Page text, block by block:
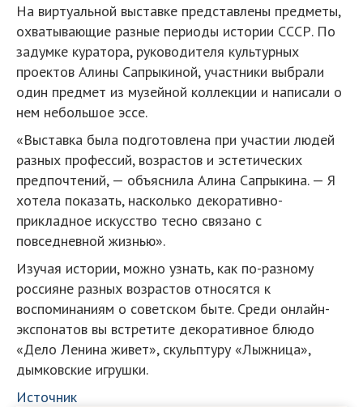
На виртуальной выставке представлены предметы,
охватывающие разные периоды истории СССР. По
задумке куратора, руководителя культурных
проектов Алины Сапрыкиной, участники выбрали
один предмет из музейной коллекции и написали о
нем небольшое эссе.
«Выставка была подготовлена при участии людей
разных профессий, возрастов и эстетических
предпочтений, — объяснила Алина Сапрыкина. — Я
хотела показать, насколько декоративно-
прикладное искусство тесно связано с
повседневной жизнью».
Изучая истории, можно узнать, как по-разному
россияне разных возрастов относятся к
воспоминаниям о советском быте. Среди онлайн-
экспонатов вы встретите декоративное блюдо
«Дело Ленина живет», скульптуру «Лыжница»,
дымковские игрушки.
Источник